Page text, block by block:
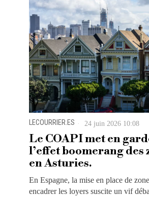
LECOURRIER.ES 24 juin 2026 10:08
Le COAPI met en
l’effet boomerang des
en Asturies.
En Espagne, la mise en place de
encadrer les loyers suscite un vif